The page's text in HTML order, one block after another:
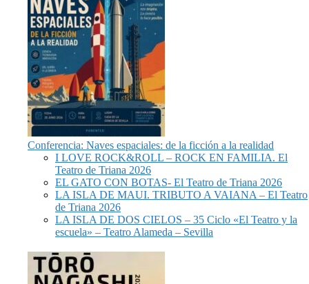
Conferencia: Naves espaciales: de la ficción a la realidad
I LOVE ROCK&ROLL – ROCK EN FAMILIA. El
Teatro de Triana 2026
EL GATO CON BOTAS- El Teatro de Triana 2026
LA ISLA DE MAUI. TRIBUTO A VAIANA – El Teatro
de Triana 2026
LA ISLA DE DOS CIELOS – 35 Ciclo «El Teatro y la
escuela» – Teatro Alameda – Sevilla